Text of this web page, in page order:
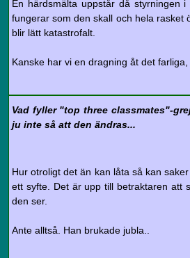
En härdsmälta uppstår då styrningen
fungerar som den skall och hela rasket
blir lätt katastrofalt.
Kanske har vi en dragning åt det farliga,
Vad fyller "top three classmates"-
ju inte så att den ändras...
Hur otroligt det än kan låta så kan
ett syfte. Det är upp till betraktaren att
den ser.
Ante alltså. Han brukade jubla..